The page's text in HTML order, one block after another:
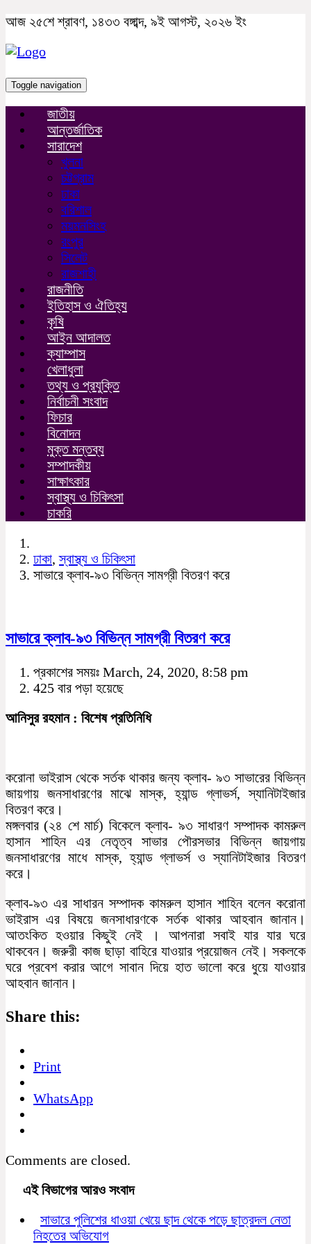
আজ ২৫শে শ্রাবণ, ১৪৩৩ বঙ্গাব্দ, ৯ই আগস্ট, ২০২৬ ইং
Toggle navigation
জাতীয়
আন্তর্জাতিক
সারাদেশ
খুলনা
চট্টগ্রাম
ঢাকা
বরিশাল
ময়মনসিংহ
রংপুর
সিলেট
রাজশাহী
রাজনীতি
ইতিহাস ও ঐতিহ্য
কৃষি
আইন আদালত
ক্যাম্পাস
খেলাধুলা
তথ্য ও প্রযুক্তি
নির্বাচনী সংবাদ
ফিচার
বিনোদন
মুক্ত মন্তব্য
সম্পাদকীয়
সাক্ষাৎকার
স্বাস্থ্য ও চিকিৎসা
চাকরি
ঢাকা,স্বাস্থ্য ও চিকিৎসা
সাভারে ক্লাব-৯৩ বিভিন্ন সামগ্রী বিতরণ করে
সাভারে ক্লাব-৯৩ বিভিন্ন সামগ্রী বিতরণ করে
প্রকাশের সময়ঃ March, 24, 2020, 8:58 pm
425 বার পড়া হয়েছে
আনিসুর রহমান : বিশেষ প্রতিনিধি
করোনা ভাইরাস থেকে সর্তক থাকার জন্য ক্লাব- ৯৩ সাভারের বিভিন্ন
জায়গায় জনসাধারণের মাঝে মাস্ক, হ্যান্ড গ্লাভর্স, স্যানিটাইজার
বিতরণ করে।
মঙ্গলবার (২৪ শে মার্চ) বিকেলে ক্লাব- ৯৩ সাধারণ সম্পাদক কামরুল
হাসান শাহিন এর নেতৃত্ব সাভার পৌরসভার বিভিন্ন জায়গায়
জনসাধারণের মাধে মাস্ক, হ্যান্ড গ্লাভর্স ও স্যানিটাইজার বিতরণ
করে।
ক্লাব-৯৩ এর সাধারন সম্পাদক কামরুল হাসান শাহিন বলেন করোনা
ভাইরাস এর বিষয়ে জনসাধারণকে সর্তক থাকার আহবান জানান।
আতংকিত হওয়ার কিছুই নেই । আপনারা সবাই যার যার ঘরে
থাকবেন। জরুরী কাজ ছাড়া বাহিরে যাওয়ার প্রয়োজন নেই। সকলকে
ঘরে প্রবেশ করার আগে সাবান দিয়ে হাত ভালো করে ধুয়ে যাওয়ার
আহবান জানান।
Share this:
Print
WhatsApp
Comments are closed.
এই বিভাগের আরও সংবাদ
সাভারে পুলিশের ধাওয়া খেয়ে ছাদ থেকে পড়ে ছাত্রদল নেতা
নিহতের অভিযোগ